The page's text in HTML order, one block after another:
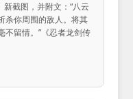
截图，并附文：“八云
杀你周围的敌人。将其
不留情。”《忍者龙剑传